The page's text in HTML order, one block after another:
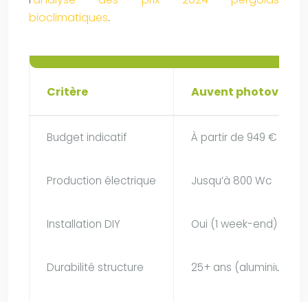
bioclimatiques.
Critère Auvent
Budget indicatif À partir de 949 €
Production électrique Jusqu’à 800 Wc
Installation DIY Oui (1 week-end)
Durabilité structure 25+ ans (aluminium)